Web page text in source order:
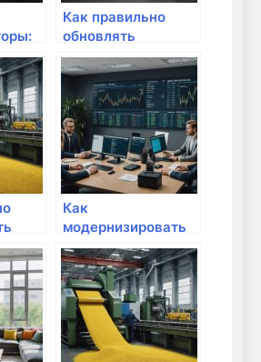
Как правильно
обновлять
оборудование для
интернета?
Как
модернизировать
старое
оборудование для
интернета?